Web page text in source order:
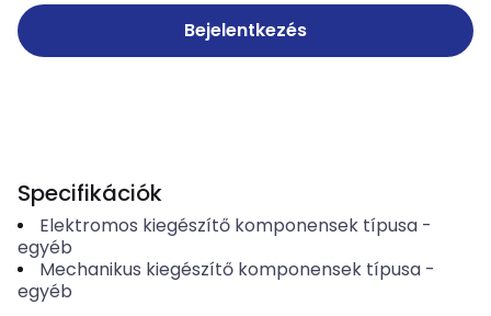
Bejelentkezés
Specifikációk
Elektromos kiegészítő komponensek típusa-
egyéb
Mechanikus kiegészítő komponensek típusa-
egyéb